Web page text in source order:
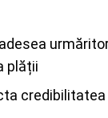
plății